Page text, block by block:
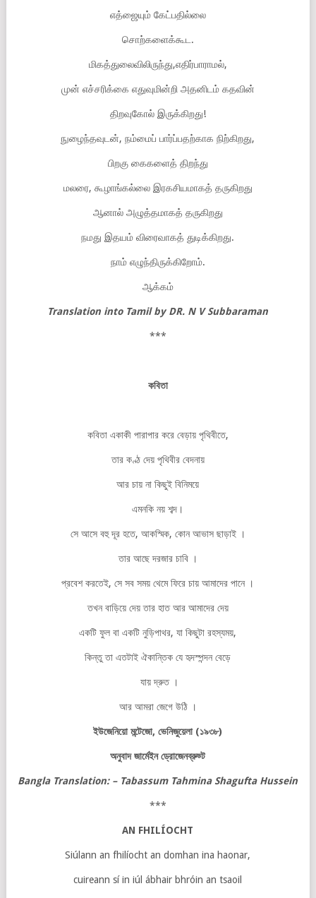
எத்ஜையும் கேட்பதில்லை
சொற்களைக்கூட.
மிகத்துலைவிலிருந்து,எதிர்பாராமல்,
முன் எச்சரிக்கை எதுவுமின்றி அதனிடம் கதவின்
திறவுகோல் இருக்கிறது!
நுழைந்தவுடன், நம்மைப் பார்ப்பதற்காக நிற்கிறது,
பிறகு கைகளைத் திறந்து
மலரை, கூழாங்கல்லை இரகசியமாகத் தருகிறது
ஆனால் அழுத்தமாகத் தருகிறது
நமது இதயம் விரைவாகத் துடிக்கிறது.
நாம் எழுந்திருக்கிறோம்.
ஆக்கம்
Translation into Tamil by DR. N V Subbaraman
***
কবিতা
কবিতা একাকী পারাপার করে বেড়ায় পৃথিবীতে,
তার কণ্ঠ দেয় পৃথিবীর বেদনায়
আর চায় না কিছুই বিনিময়ে
এমনকি নয় শব্দ।
সে আসে বহু দূর হতে, আকস্মিক, কোন আভাস ছাড়াই ।
তার আছে দরজার চাবি ।
প্রবেশ করতেই, সে সব সময় থেমে ফিরে চায় আমাদের পানে ।
তখন বাড়িয়ে দেয় তার হাত আর আমাদের দেয়
একটি ফুল বা একটি নুড়িপাথর, যা কিছুটা রহস্যময়,
কিন্তু তা এতটাই ঐকান্তিক যে হৃদস্পন্দন বেড়ে
যায় দ্রুত ।
আর আমরা জেগে উঠি ।
ইউজেনিয়ো মন্টেজো,ভেনিজুয়েলা(১৯৩৮)
অনুবাদ জার্মেইন ড্রোজেনব্রুড্ট
Bangla Translation: – Tabassum Tahmina Shagufta Hussein
***
AN FHILÍOCHT
Siúlann an fhilíocht an domhan ina haonar,
cuireann sí in iúl ábhair bhróin an tsaoil